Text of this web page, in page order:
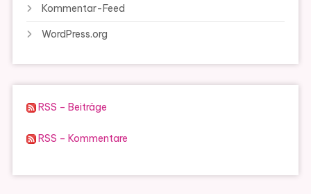
Kommentar-Feed
WordPress.org
RSS – Beiträge
RSS – Kommentare